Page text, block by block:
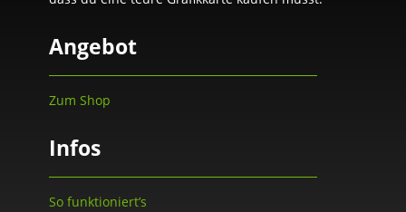
Angebot
Zum Shop
Infos
So funktioniert’s